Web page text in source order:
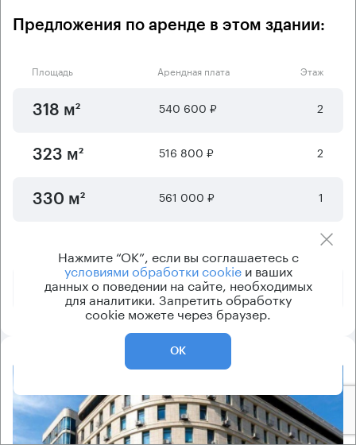
Предложения по аренде в этом здании:
Площадь Арендная плата Этаж
318 м² 540 600 ₽ 2
323 м² 516 800 ₽ 2
330 м² 561 000 ₽ 1
1
646 м² 1 033 600 ₽
Нажмите “ОК”, если вы соглашаетесь с
условиями обработки cookieи ваших
данных о поведении на сайте, необходимых
для аналитики. Запретить обработку
cookie можете через браузер.
ОК